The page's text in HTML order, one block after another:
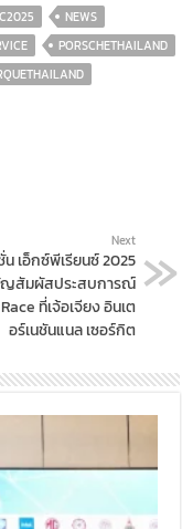
NEWS
PORSCHETHAILAND
Next
เอ็กซ์พีเรียนซ์ 2025
สัมผัสประสบการณ์
ที่เจ้อเจียง อินเต
อร์เนชันแนล เซอร์กิต